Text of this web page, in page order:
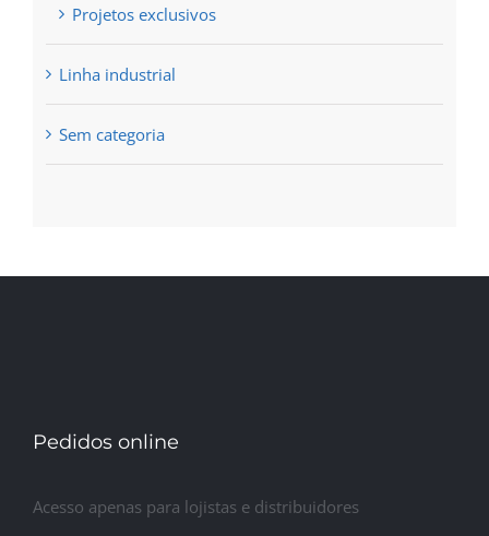
Projetos exclusivos
Linha industrial
Sem categoria
Pedidos online
Acesso apenas para lojistas e distribuidores